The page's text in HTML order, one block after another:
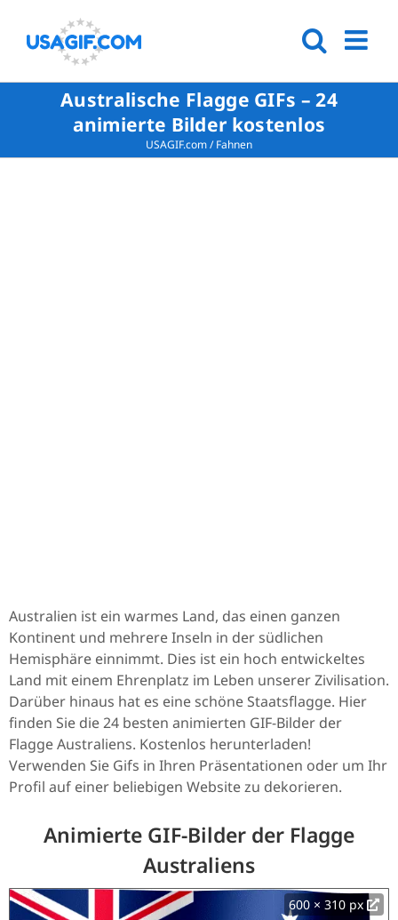
Australische Flagge GIFs – 24
animierte Bilder kostenlos
USAGIF.com/Fahnen
Australien ist ein warmes Land, das einen ganzen
Kontinent und mehrere Inseln in der südlichen
Hemisphäre einnimmt. Dies ist ein hoch entwickeltes
Land mit einem Ehrenplatz im Leben unserer Zivilisation.
Darüber hinaus hat es eine schöne Staatsflagge. Hier
finden Sie die 24 besten animierten GIF-Bilder der
Flagge Australiens. Kostenlos herunterladen!
Verwenden Sie Gifs in Ihren Präsentationen oder um Ihr
Profil auf einer beliebigen Website zu dekorieren.
Animierte GIF-Bilder der Flagge
Australiens
600 × 310 px